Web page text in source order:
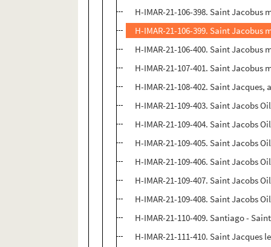
H-IMAR-21-106-398. Saint Jacobus
H-IMAR-21-106-399. Saint Jacobus
H-IMAR-21-106-400. Saint Jacobus
H-IMAR-21-107-401. Saint Jacobus
H-IMAR-21-108-402. Saint
H-IMAR-21-109-403. Saint Jacobs
H-IMAR-21-109-404. Saint Jacobs
H-IMAR-21-109-405. Saint Jacobs
H-IMAR-21-109-406. Saint Jacobs
H-IMAR-21-109-407. Saint Jacobs
H-IMAR-21-109-408. Saint Jacobs
H-IMAR-21-110-409. Santiago -
H-IMAR-21-111-410. Saint Jacques